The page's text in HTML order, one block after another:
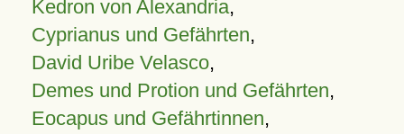
Kedron von Alexandria,
Cyprianus und Gefährten,
David Uribe Velasco,
Demes und Protion und Gefährten,
Eocapus und Gefährtinnen,